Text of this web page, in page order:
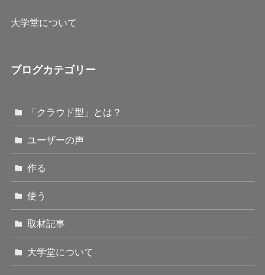
大学堂について
ブログカテゴリー
「クラウド型」とは？
ユーザーの声
作る
使う
取材記事
大学堂について